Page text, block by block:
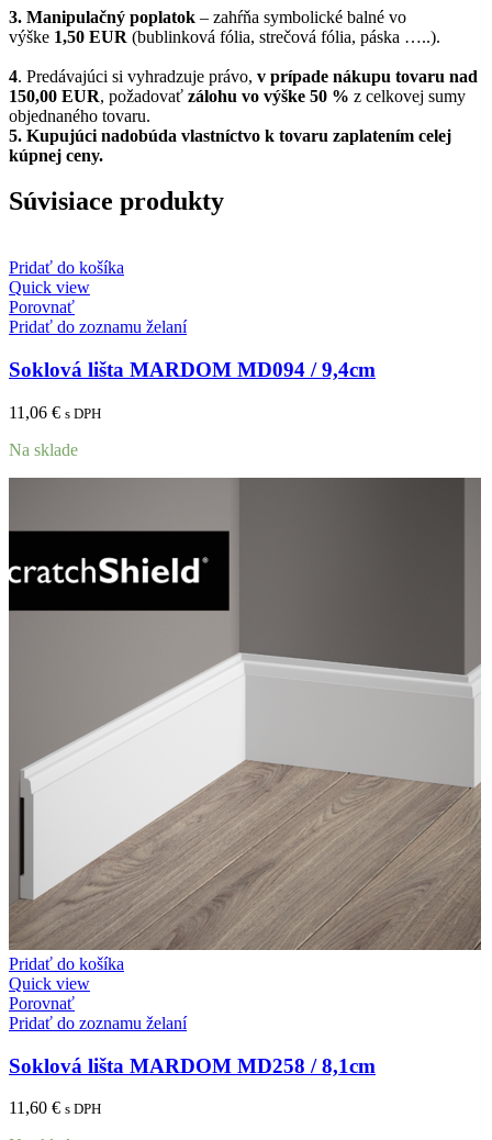
3. Manipulačný poplatok – zahŕňa symbolické balné vo
výške 1,50 EUR (bublinková fólia, strečová fólia, páska …..).
4. Predávajúci si vyhradzuje právo, v prípade nákupu tovaru nad
150,00 EUR, požadovať zálohu vo výške 50 % z celkovej sumy
objednaného tovaru.
5. Kupujúci nadobúda vlastníctvo k tovaru zaplatením celej
kúpnej ceny.
Súvisiace produkty
Pridať do košíka
Quick view
Porovnať
Pridať do zoznamu želaní
Soklová lišta MARDOM MD094 / 9,4cm
11,06 € s DPH
Na sklade
Pridať do košíka
Quick view
Porovnať
Pridať do zoznamu želaní
Soklová lišta MARDOM MD258 / 8,1cm
11,60 € s DPH